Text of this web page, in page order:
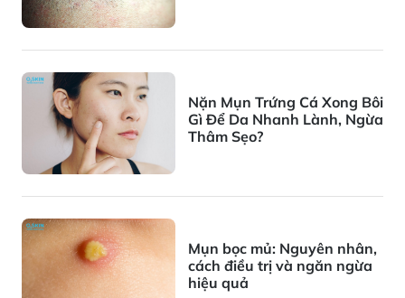
Nặn Mụn Trứng Cá Xong Bôi
Gì Để Da Nhanh Lành, Ngừa
Thâm Sẹo?
Mụn bọc mủ: Nguyên nhân,
cách điều trị và ngăn ngừa
hiệu quả